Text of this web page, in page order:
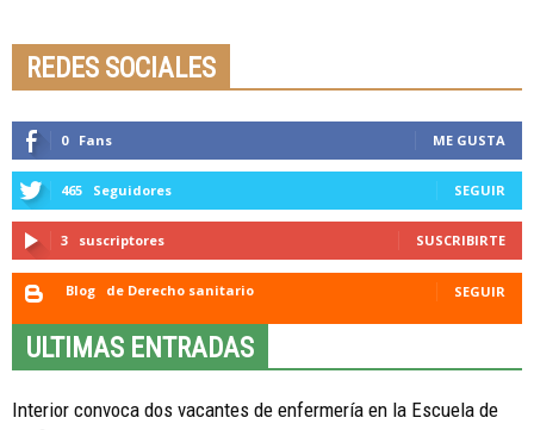
REDES SOCIALES
0 Fans ME GUSTA
465 Seguidores SEGUIR
3 suscriptores SUSCRIBIRTE
Blog de Derecho sanitario SEGUIR
ULTIMAS ENTRADAS
Interior convoca dos vacantes de enfermería en la Escuela de